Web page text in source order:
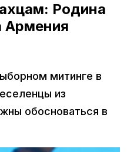
Родина
Армения
митинге в
из
обосноваться в